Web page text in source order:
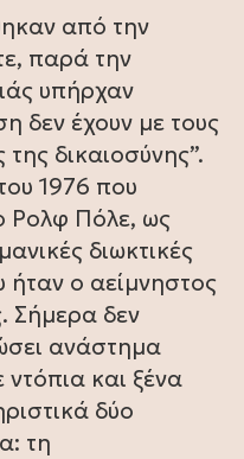
από την
παρά την
υπήρχαν
δεν έχουν με τους
της δικαιοσύνης”.
1976 που
Ρολφ Πόλε, ως
διωκτικές
ήταν ο αείμνηστος
Σήμερα δεν
ανάστημα
ντόπια και ξένα
δύο
τη